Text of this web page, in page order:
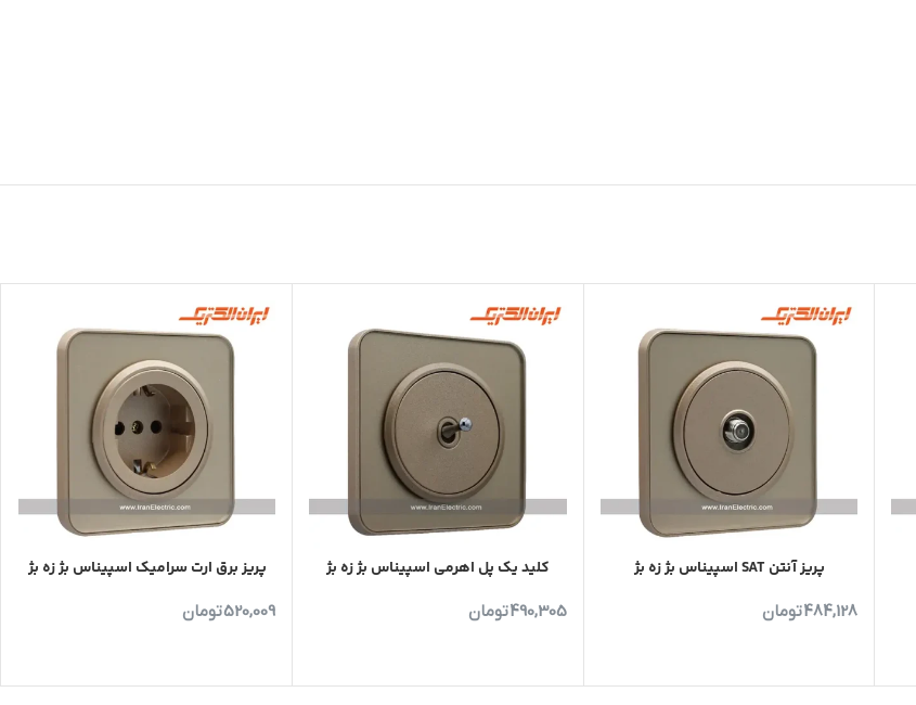
پریز آنتن SAT اسپیناس بژ زه بژ
484,128تومان
کلید یک پل اهرمی اسپیناس بژ زه بژ
490,305تومان
پریز برق ارت سرامیک اسپیناس بژ زه بژ
520,009تومان